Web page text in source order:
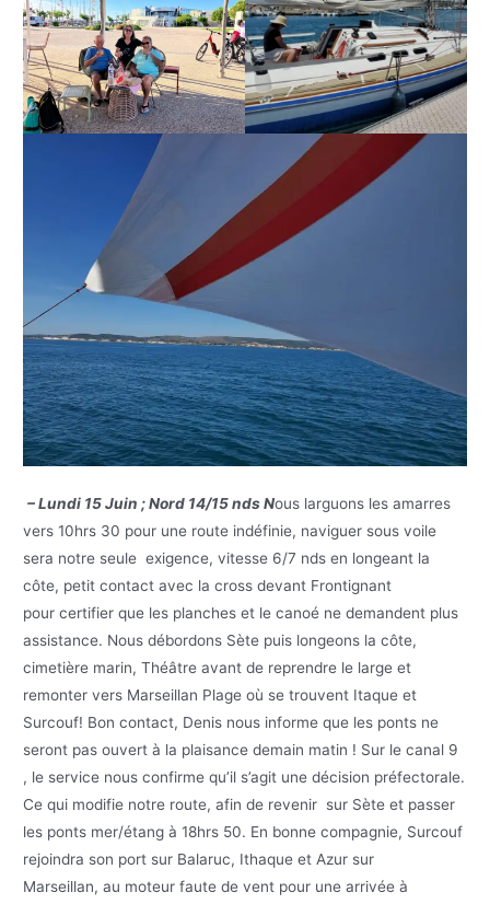
– Lundi 15 Juin ; Nord 14/15 nds Nous larguons les amarres
vers 10hrs 30 pour une route indéfinie, naviguer sous voile
sera notre seule exigence, vitesse 6/7 nds en longeant la
côte, petit contact avec la cross devant Frontignant
pour certifier que les planches et le canoé ne demandent plus
assistance. Nous débordons Sète puis longeons la côte,
cimetière marin, Théâtre avant de reprendre le large et
remonter vers Marseillan Plage où se trouvent Itaque et
Surcouf! Bon contact, Denis nous informe que les ponts ne
seront pas ouvert à la plaisance demain matin ! Sur le canal 9
, le service nous confirme qu’il s’agit une décision préfectorale.
Ce qui modifie notre route, afin de revenir sur Sète et passer
les ponts mer/étang à 18hrs 50. En bonne compagnie, Surcouf
rejoindra son port sur Balaruc, Ithaque et Azur sur
Marseillan, au moteur faute de vent pour une arrivée à